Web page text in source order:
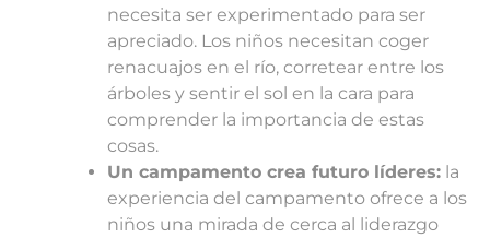
necesita ser experimentado para ser
apreciado. Los niños necesitan coger
renacuajos en el río, corretear entre los
árboles y sentir el sol en la cara para
comprender la importancia de estas
cosas.
Un campamento crea futuro líderes: la
experiencia del campamento ofrece a los
niños una mirada de cerca al liderazgo